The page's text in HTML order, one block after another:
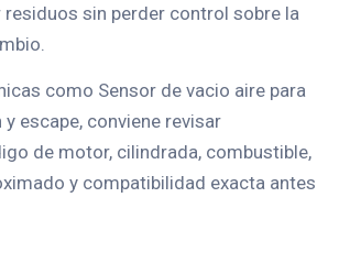
sin perder control sobre la
como Sensor de vacio aire para
escape, conviene revisar
de motor, cilindrada, combustible,
y compatibilidad exacta antes